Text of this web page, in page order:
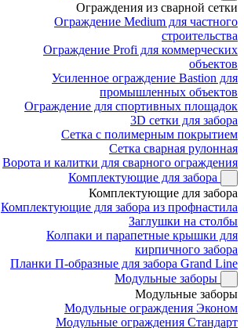
Ограждения из сварной сетки
Ограждение Medium для частного
строительства
Ограждение Profi для коммерческих
объектов
Усиленное ограждение Bastion для
промышленных объектов
Ограждение для спортивных площадок
3D сетки для забора
Сетка с полимерным покрытием
Сетка сварная рулонная
Ворота и калитки для сварного ограждения
Комплектующие для забора
Комплектующие для забора
Комплектующие для забора из профнастила
Заглушки на столбы
Колпаки и парапетные крышки для
кирпичного забора
Планки П-образные для забора Grand Line
Модульные заборы
Модульные заборы
Модульные ограждения Эконом
Модульные ограждения Стандарт